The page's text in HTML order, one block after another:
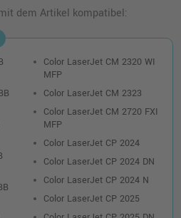
Schwarz
shopping_cart
Toner ersetzt HP 304A
€
shopping_cart
(CC531A) · Cyan
dem Artikel kompatibel:
Color LaserJet CM 2320 WI
MFP
Color LaserJet CM 2323
Color LaserJet CM 2720 FXI
MFP
Color LaserJet CP 2024
Color LaserJet CP 2024 DN
Color LaserJet CP 2024 N
Color LaserJet CP 2025